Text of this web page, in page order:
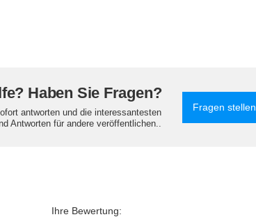
Haben Sie Fragen?
antworten und die interessantesten
Antworten für andere veröffentlichen..
Fragen stellen
Ihre Bewertung: